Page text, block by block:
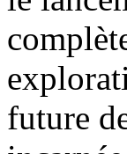
future